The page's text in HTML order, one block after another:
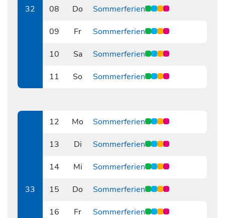
32
08
Do Sommerferien
09
Fr Sommerferien
10
Sa Sommerferien
11
So Sommerferien
33
12
Mo Sommerferien
13
Di Sommerferien
14
Mi Sommerferien
15
Do Sommerferien
16
Fr Sommerferien